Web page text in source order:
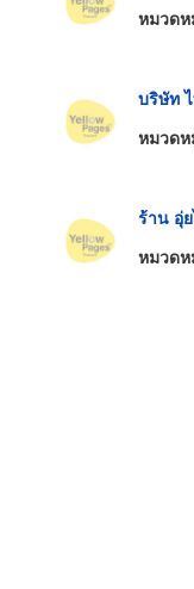
หมวด
บริษัท
หมวด
ร้าน อุ่
หมวด